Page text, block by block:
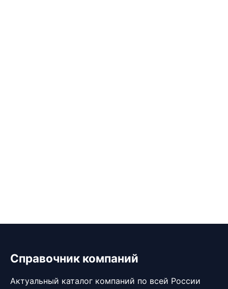
Справочник компаний
Актуальный каталог компаний по всей России